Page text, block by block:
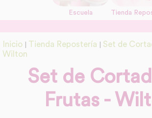
Escuela Tienda
Inicio Tienda Repostería
Set de
Wilton
Set de
Frutas -
link